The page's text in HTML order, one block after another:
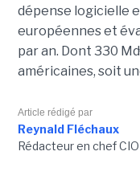
dépense logicielle
européennes et
par an. Dont 330
américaines, soit
Article rédigé par
Reynald Fléchaux
Rédacteur en chef CIO